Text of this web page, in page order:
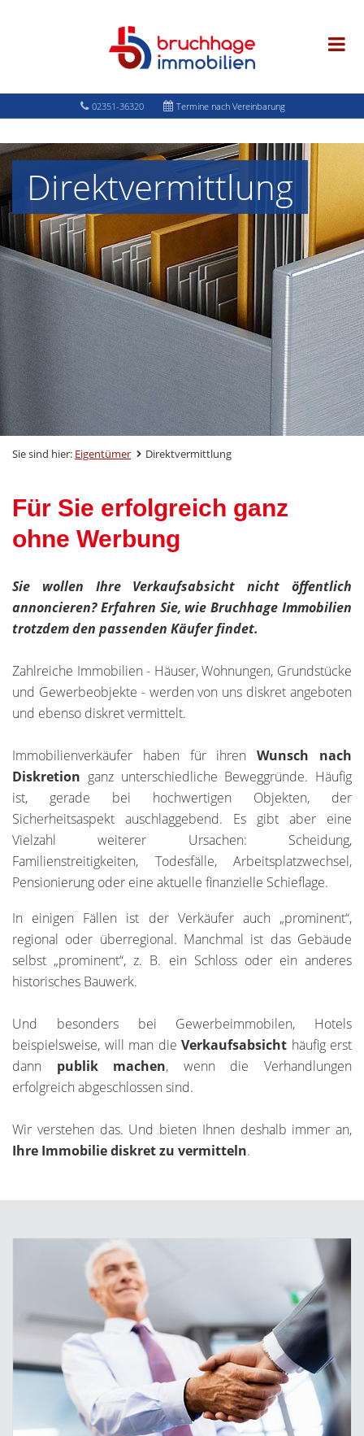
02351-36320 Termine nach Vereinbarung
Direktvermittlung
Sie sind hier: Eigentümer Direktvermittlung
Für Sie erfolgreich ganz
ohne Werbung
Sie wollen Ihre Verkaufsabsicht nicht öffentlich
annoncieren? Erfahren Sie, wie Bruchhage Immobilien
trotzdem den passenden Käufer findet.
Zahlreiche Immobilien - Häuser, Wohnungen, Grundstücke
und Gewerbeobjekte - werden von uns diskret angeboten
und ebenso diskret vermittelt.
Immobilienverkäufer haben für ihrenWunsch nach
Diskretion ganz unterschiedliche Beweggründe. Häufig
ist, gerade bei hochwertigen Objekten, der
Sicherheitsaspekt auschlaggebend. Es gibt aber eine
Vielzahl weiterer Ursachen: Scheidung,
Familienstreitigkeiten, Todesfälle, Arbeitsplatzwechsel,
Pensionierung oder eine aktuelle finanzielle Schieflage.
In einigen Fällen ist der Verkäufer auch „prominent“,
regional oder überregional. Manchmal ist das Gebäude
selbst „prominent“, z. B. ein Schloss oder ein anderes
historisches Bauwerk.
Und besonders bei Gewerbeimmobilen, Hotels
beispielsweise, will man die Verkaufsabsicht häufig erst
dann publik machen, wenn die Verhandlungen
erfolgreich abgeschlossen sind.
Wir verstehen das. Und bieten Ihnen deshalb immer an,
Ihre Immobilie diskret zu vermitteln.